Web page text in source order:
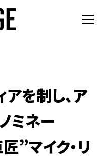
アを制し、ア
ミネー
”マイク・リ